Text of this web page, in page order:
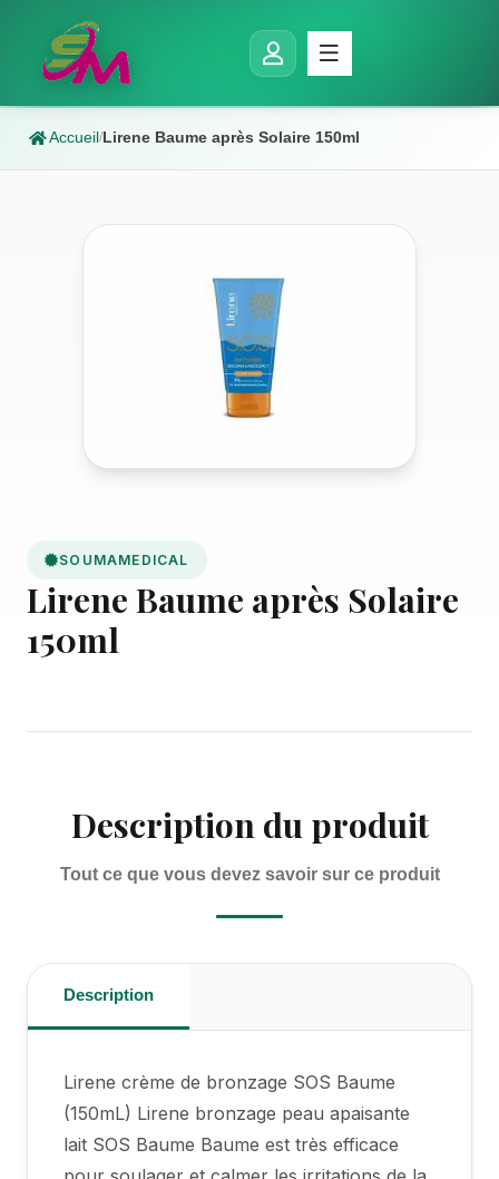
Accueil/Lirene Baume après Solaire 150ml
SOUMAMEDICAL
Lirene Baume après Solaire
150ml
Description du produit
Tout ce que vous devez savoir sur ce produit
Description
Lirene crème de bronzage SOS Baume
(150mL) Lirene bronzage peau apaisante
lait SOS Baume Baume est très efficace